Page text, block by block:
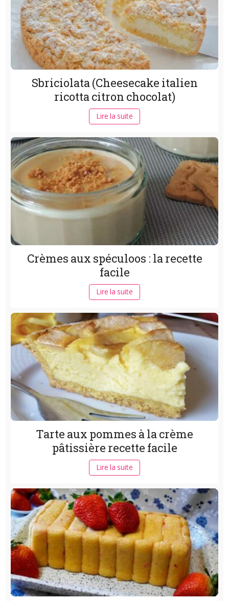
Sbriciolata (Cheesecake italien
ricotta citron chocolat)
Lire la suite
Crèmes aux spéculoos : la recette
facile
Lire la suite
Tarte aux pommes à la crème
pâtissière recette facile
Lire la suite